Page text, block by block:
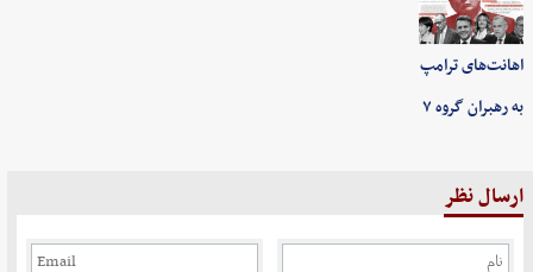
اهانت‌های ترامپ
به رهبران گروه ۷
ارسال نظر